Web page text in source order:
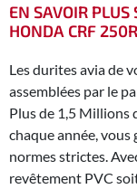
EN SAVOIR
HONDA CRF 250R
Les durites avia de
assemblées par le
Plus de 1,5 Millions
chaque année,
normes strictes.
revêtement PVC